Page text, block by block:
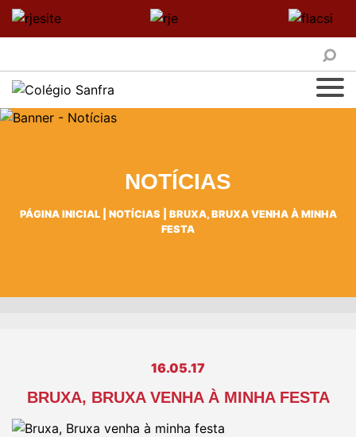
NOTÍCIAS
PÁGINA INICIAL| NOTÍCIAS
BRUXA, BRUXA VENHA À MINHA
FESTA
16.05.17
BRUXA, BRUXA VENHA À MINHA FESTA